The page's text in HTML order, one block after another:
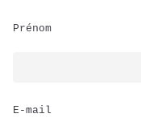
r
i
Prénom
E-mail